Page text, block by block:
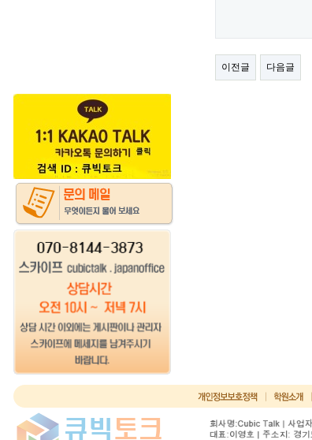
이전글 다음글